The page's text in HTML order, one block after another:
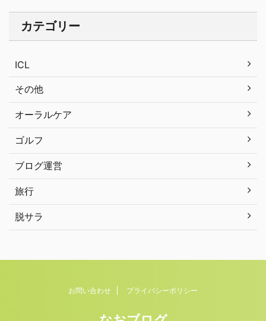
カテゴリー
ICL
その他
オーラルケア
ゴルフ
ブログ運営
旅行
脱サラ
お問い合わせ プライバシーポリシー